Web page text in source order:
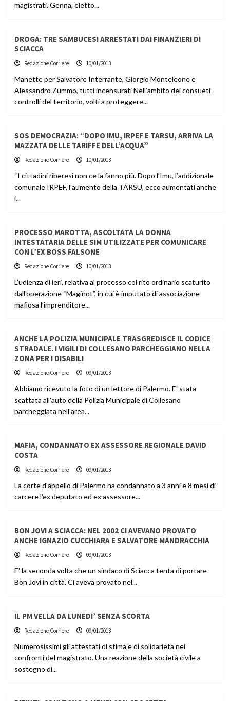
magistrati. Genna, eletto...
DROGA: TRE SAMBUCESI ARRESTATI DAI FINANZIERI DI
SCIACCA
Redazione Corriere 10/01/2013
Manette per Salvatore Interrante, Giorgio Monteleone e
Alessandro Zummo, tutti incensurati Nell’ambito dei consueti
controlli del territorio, volti a proteggere...
SOS DEMOCRAZIA: “DOPO IMU, IRPEF E TARSU, ARRIVA LA
MAZZATA DELLE TARIFFE DELL’ACQUA”
Redazione Corriere 10/01/2013
“I cittadini riberesi non ce la fanno più. Dopo l’Imu, l’addizionale
comunale IRPEF, l’aumento della TARSU, ecco aumentati anche
i...
PROCESSO MAROTTA, ASCOLTATA LA DONNA
INTESTATARIA DELLE SIM UTILIZZATE PER COMUNICARE
CON L’EX BOSS FALSONE
Redazione Corriere 10/01/2013
L’udienza di ieri, relativa al processo col rito ordinario scaturito
dall'operazione “Maginot”, in cui è imputato di associazione
mafiosa l’imprenditore...
ANCHE LA POLIZIA MUNICIPALE TRASGREDISCE IL CODICE
STRADALE. I VIGILI DI COLLESANO PARCHEGGIANO NELLA
ZONA PER I DISABILI
Redazione Corriere 09/01/2013
Abbiamo ricevuto la foto di un lettore di Palermo. E' stata
scattata all'auto della Polizia Municipale di Collesano
parcheggiata nell'area...
MAFIA, CONDANNATO EX ASSESSORE REGIONALE DAVID
COSTA
Redazione Corriere 09/01/2013
La corte d'appello di Palermo ha condannato a 3 anni e 8 mesi di
carcere l'ex deputato ed ex assessore...
BON JOVI A SCIACCA: NEL 2002 CI AVEVANO PROVATO
ANCHE IGNAZIO CUCCHIARA E SALVATORE MANDRACCHIA
Redazione Corriere 09/01/2013
E' la seconda volta che un sindaco di Sciacca tenta di portare
Bon Jovi in città. Ci aveva provato nel...
IL PM VELLA DA LUNEDI’ SENZA SCORTA
Redazione Corriere 09/01/2013
Numerosissimi gli attestati di stima e di solidarietà nei
confronti del magistrato. Una reazione della società civile a
sostegno di...